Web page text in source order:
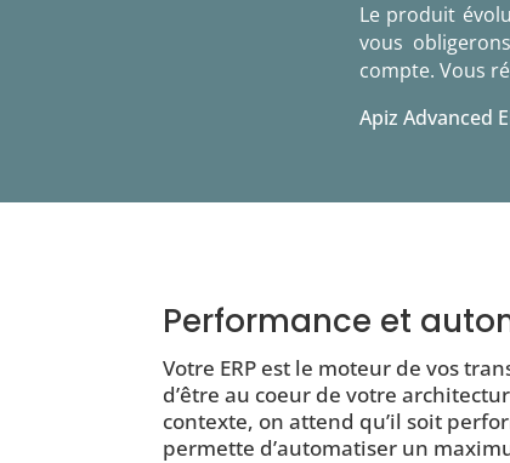
Le produit
vous
compte. Vous
Apiz Advanced
Performance et
Votre ERP est le moteur de vos
d’être au coeur de votre
contexte, on attend qu’il soit
permette d’automatiser un